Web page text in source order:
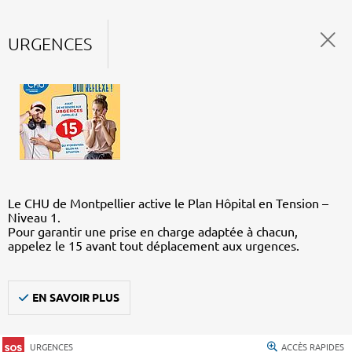
URGENCES
Le CHU de Montpellier active le Plan Hôpital en Tension –
Niveau 1.
Pour garantir une prise en charge adaptée à chacun,
appelez le 15 avant tout déplacement aux urgences.
EN SAVOIR PLUS
URGENCES ACCÈS RAPIDES